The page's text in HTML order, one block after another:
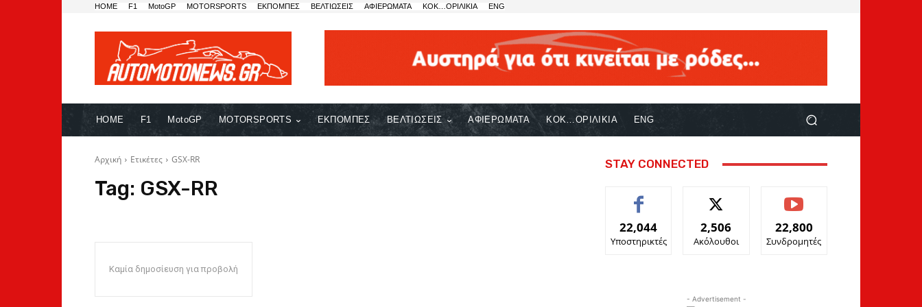
HOME F1 MotoGP MOTORSPORTS ΕΚΠΟΜΠΕΣ ΒΕΛΤΙΩΣΕΙΣ ΑΦΙΕΡΩΜΑΤΑ ΚΟΚ…ΟΡΙΛΙΚΙΑ ENG
HOME F1 MotoGP MOTORSPORTS ΕΚΠΟΜΠΕΣ ΒΕΛΤΙΩΣΕΙΣ ΑΦΙΕΡΩΜΑΤΑ ΚΟΚ…ΟΡΙΛΙΚΙΑ ENG
Αρχική Ετικέτες GSX-RR
Tag: GSX-RR
Καμία δημοσίευση για προβολή
STAY CONNECTED
22,044
Υποστηρικτές
2,506
Ακόλουθοι
22,800
Συνδρομητές
- Advertisement -